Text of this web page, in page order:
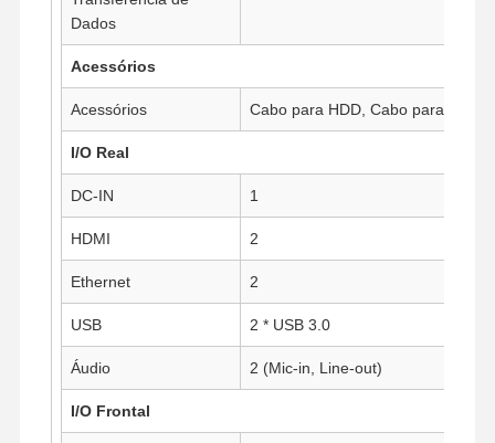
Dados
Acessórios
Acessórios Cabo para HDD, Cabo para Porta
I/O Real
DC-IN 1
HDMI 2
Ethernet 2
USB 2 * USB 3.0
Áudio 2 (Mic-in, Line-out)
I/O Frontal